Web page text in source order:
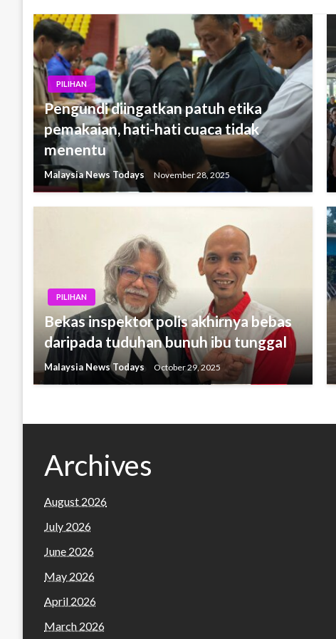
PILIHAN
Pengundi diingatkan patuh etika
pemakaian, hati-hati cuaca tidak
menentu
Malaysia News Todays November 28, 2025
PILIHAN
Bekas inspektor polis akhirnya bebas
daripada tuduhan bunuh ibu tunggal
Malaysia News Todays October 29, 2025
Archives
August 2026
July 2026
June 2026
May 2026
April 2026
March 2026